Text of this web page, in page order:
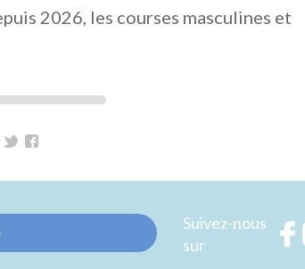
2026, les courses masculines et
Twitter
Facebook
Suivez-nous
sur